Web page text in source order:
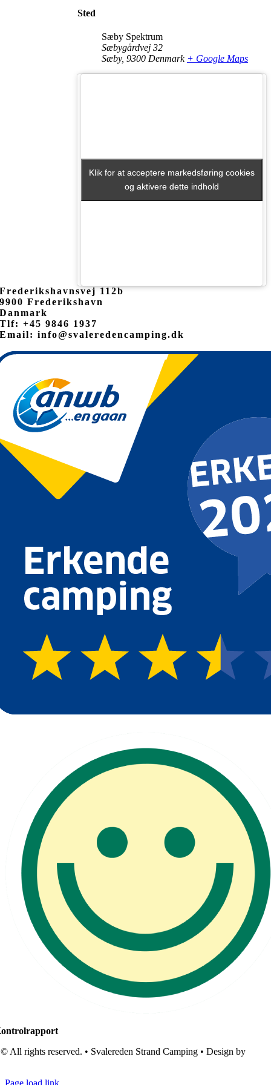
Sted
Sæby Spektrum
Sæbygårdvej 32
Sæby, 9300 Denmark + Google Maps
Klik for at acceptere markedsføring cookies
og aktivere dette indhold
Klik for at acceptere markedsføring cookies
og aktivere dette indhold
Frederikshavnsvej 112b
9900 Frederikshavn
Danmark
Tlf: +45 9846 1937
Email: info@svaleredencamping.dk
© All rights reserved. • Svalereden Strand Camping • Design by